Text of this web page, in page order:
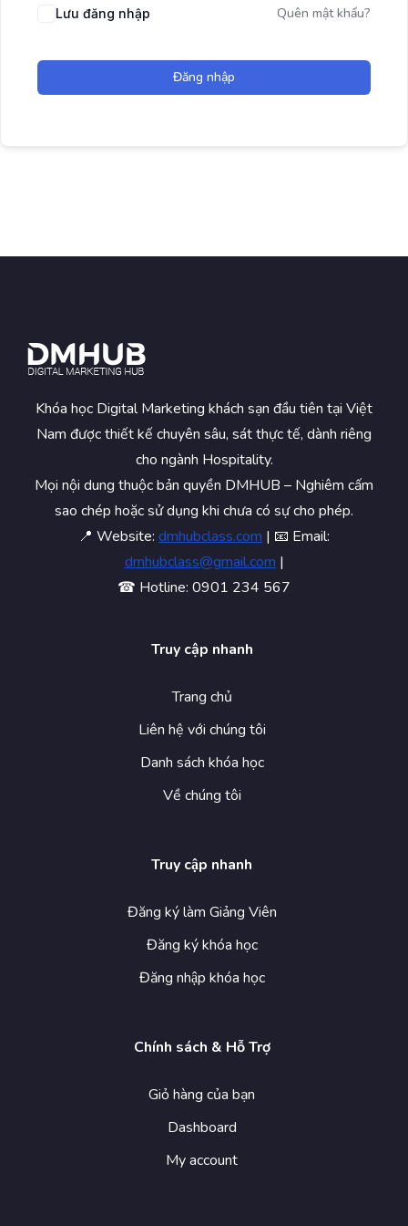
Lưu đăng nhập Quên mật khẩu?
Đăng nhập
Khóa học Digital Marketing khách sạn đầu tiên tại Việt
Nam được thiết kế chuyên sâu, sát thực tế, dành riêng
cho ngành Hospitality.
Mọi nội dung thuộc bản quyền DMHUB – Nghiêm cấm
sao chép hoặc sử dụng khi chưa có sự cho phép.
📍 Website: dmhubclass.com | 📧 Email:
dmhubclass@gmail.com |
☎ Hotline: 0901 234 567
Truy cập nhanh
Trang chủ
Liên hệ với chúng tôi
Danh sách khóa học
Về chúng tôi
Truy cập nhanh
Đăng ký làm Giảng Viên
Đăng ký khóa học
Đăng nhập khóa học
Chính sách & Hỗ Trợ
Giỏ hàng của bạn
Dashboard
My account